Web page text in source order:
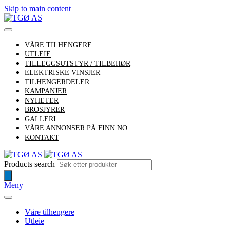
Skip to main content
VÅRE TILHENGERE
UTLEIE
TILLEGGSUTSTYR / TILBEHØR
ELEKTRISKE VINSJER
TILHENGERDELER
KAMPANJER
NYHETER
BROSJYRER
GALLERI
VÅRE ANNONSER PÅ FINN.NO
KONTAKT
Products search
Meny
Våre tilhengere
Utleie